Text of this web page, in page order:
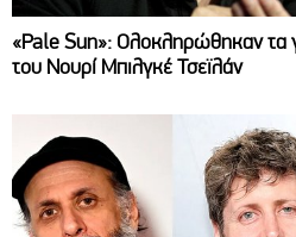
«Pale Sun»: Ολοκληρώθηκαν τα
του Νουρί Μπιλγκέ Τσεϊλάν